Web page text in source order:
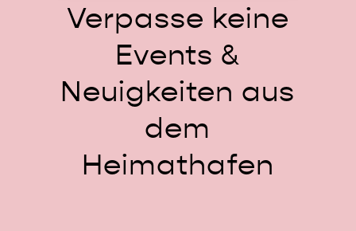
Verpasse keine
Events &
Neuigkeiten aus
dem
Heimathafen